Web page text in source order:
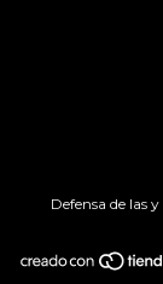
Defensa de las